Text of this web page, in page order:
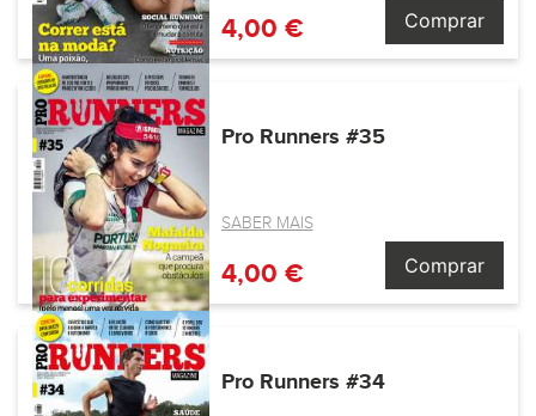
4,00 € Comprar
Pro Runners #35
SABER MAIS
4,00 € Comprar
Pro Runners #34